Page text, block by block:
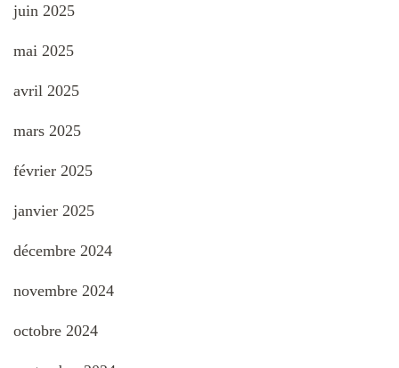
juin 2025
mai 2025
avril 2025
mars 2025
février 2025
janvier 2025
décembre 2024
novembre 2024
octobre 2024